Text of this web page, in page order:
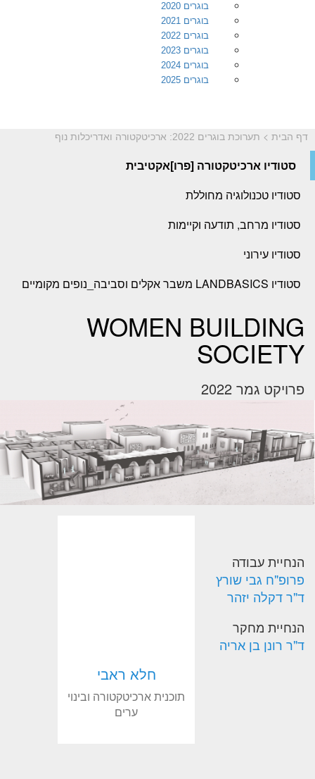
בוגרים 2020
בוגרים 2021
בוגרים 2022
בוגרים 2023
בוגרים 2024
בוגרים 2025
דף הבית > תערוכת בוגרים 2022: ארכיטקטורה ואדריכלות נוף
סטודיו ארכיטקטורה [פרו]אקטיבית
סטודיו טכנולוגיה מחוללת
סטודיו מרחב, תודעה וקיימות
סטודיו עירוני
סטודיו LANDBASICS משבר אקלים וסביבה_נופים מקומיים
WOMEN BUILDING
SOCIETY
פרויקט גמר 2022
הנחיית עבודה
פרופ"ח גבי שורץ
ד"ר דקלה יזהר
הנחיית מחקר
ד"ר רונן בן אריה
חלא ראבי
תוכנית ארכיטקטורה ובינוי
ערים